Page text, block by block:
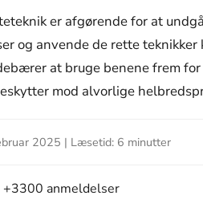
er afgørende for at
og anvende de rette
at bruge benene frem
mod alvorlige
2025 | Læsetid: 6 minutter
+3300 anmeldelser